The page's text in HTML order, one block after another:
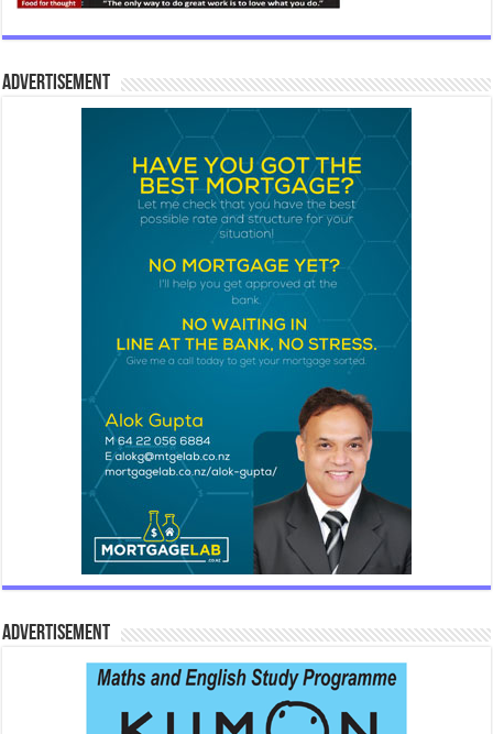
Advertisement
Advertisement